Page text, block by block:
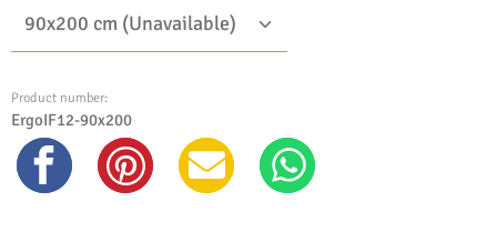
Product number:
ErgoIF12-90x200